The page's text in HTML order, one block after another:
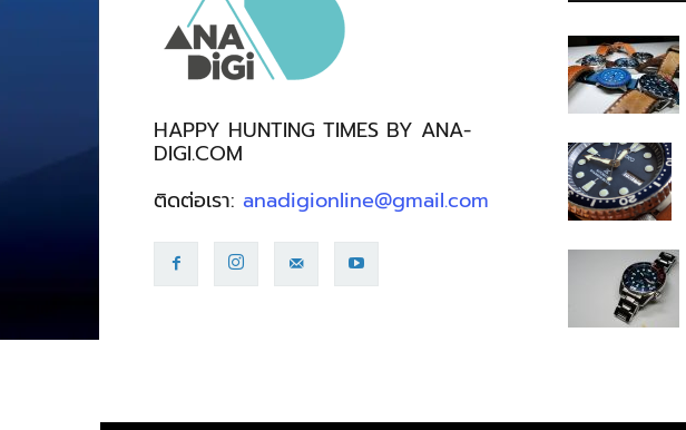
HAPPY HUNTING TIMES BY ANA-
DIGI.COM
ติดต่อเรา: anadigionline@gmail.com